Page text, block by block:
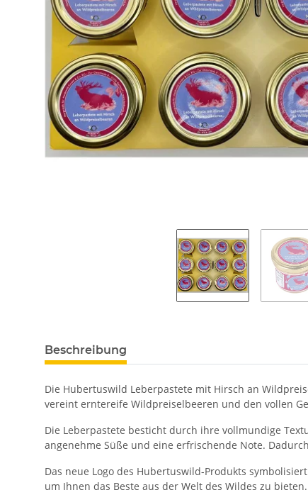
Beschreibung
Die Hubertuswild Leberpastete mit Hirsch an
vereint erntereife Wildpreiselbeeren und den vollen
Die Leberpastete besticht durch ihre vollmundige
angenehme Süße und eine erfrischende Note.
Das neue Logo des Hubertuswild-Produkts
um Ihnen das Beste aus der Welt des Wildes zu bieten.